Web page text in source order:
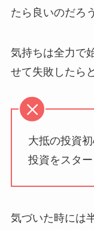
たら良いのだろ
気持ちは全力で
せて失敗したら
大抵の投資
投資をスタ
気づいた時には